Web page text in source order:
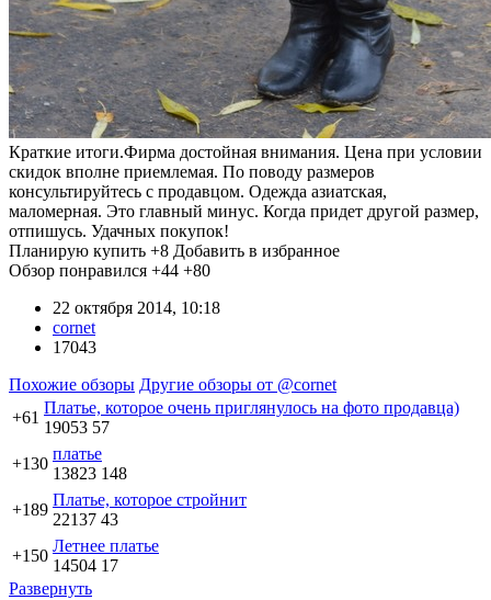
Краткие итоги.Фирма достойная внимания. Цена при условии
скидок вполне приемлемая. По поводу размеров
консультируйтесь с продавцом. Одежда азиатская,
маломерная. Это главный минус. Когда придет другой размер,
отпишусь. Удачных покупок!
Планирую купить +8 Добавить в избранное
Обзор понравился +44 +80
22 октября 2014, 10:18
cornet
17043
Похожие обзоры Другие обзоры от @cornet
+61
Платье, которое очень приглянулось на фото продавца)
19053 57
+130
платье
13823 148
+189
Платье, которое стройнит
22137 43
+150
Летнее платье
14504 17
Развернуть